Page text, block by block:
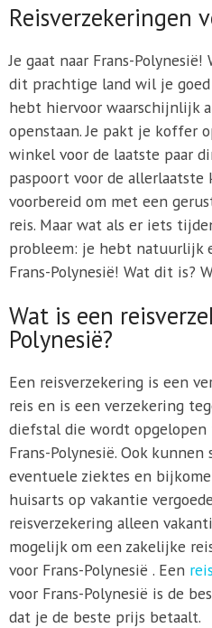
Reisverzekeringen
Je gaat naar Frans-
dit prachtige land wil je
hebt hiervoor waarschijnlijk
openstaan. Je pakt je koffer
winkel voor de laatste paar
paspoort voor de allerlaatste
voorbereid om met een
reis. Maar wat als er iets
probleem: je hebt natuurlijk
Frans-Polynesië! Wat dit is?
Wat is een
Polynesië?
Een reisverzekering is een
reis en is een verzekering
diefstal die wordt
Frans-Polynesië. Ook
eventuele ziektes en
huisarts op vakantie
reisverzekering alleen
mogelijk om een zakelijke
voor Frans-Polynesië . Een
voor Frans-Polynesië is de
dat je de beste prijs betaalt.